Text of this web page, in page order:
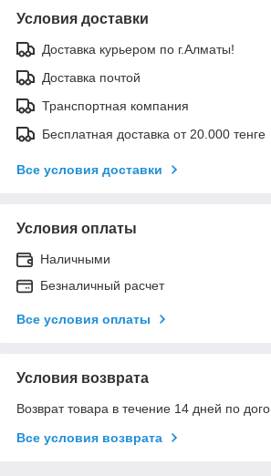
Условия доставки
Доставка курьером по г.Алматы!
Доставка почтой
Транспортная компания
Бесплатная доставка от 20.000 тенге
Все условия доставки
Условия оплаты
Наличными
Безналичный расчет
Все условия оплаты
Условия возврата
Возврат товара в течение 14 дней по
Все условия возврата